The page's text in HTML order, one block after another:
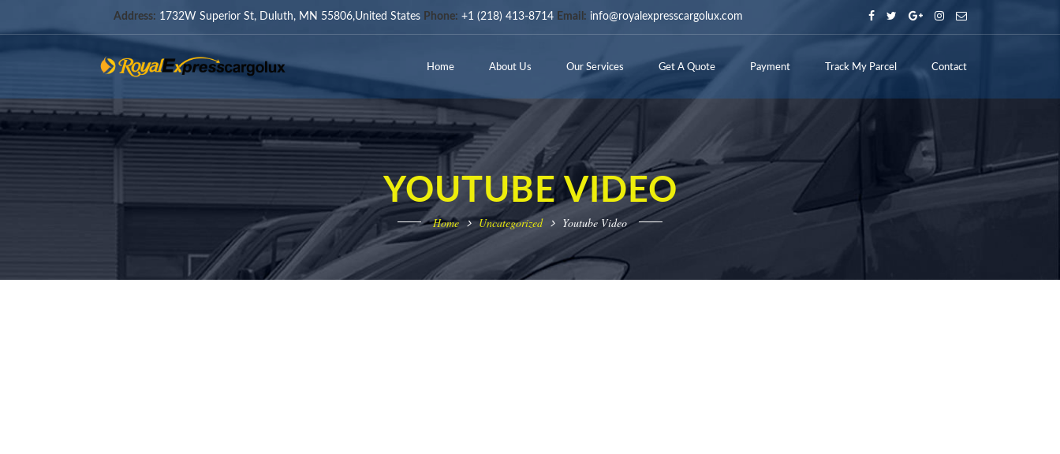
Address: 1732W Superior St, Duluth, MN 55806,United States Phone: +1 (218) 413-8714 Email: info@royalexpresscargolux.com
Home About Us Our Services Get A Quote Payment Track My Parcel Contact
YOUTUBE VIDEO
Home Uncategorized Youtube Video